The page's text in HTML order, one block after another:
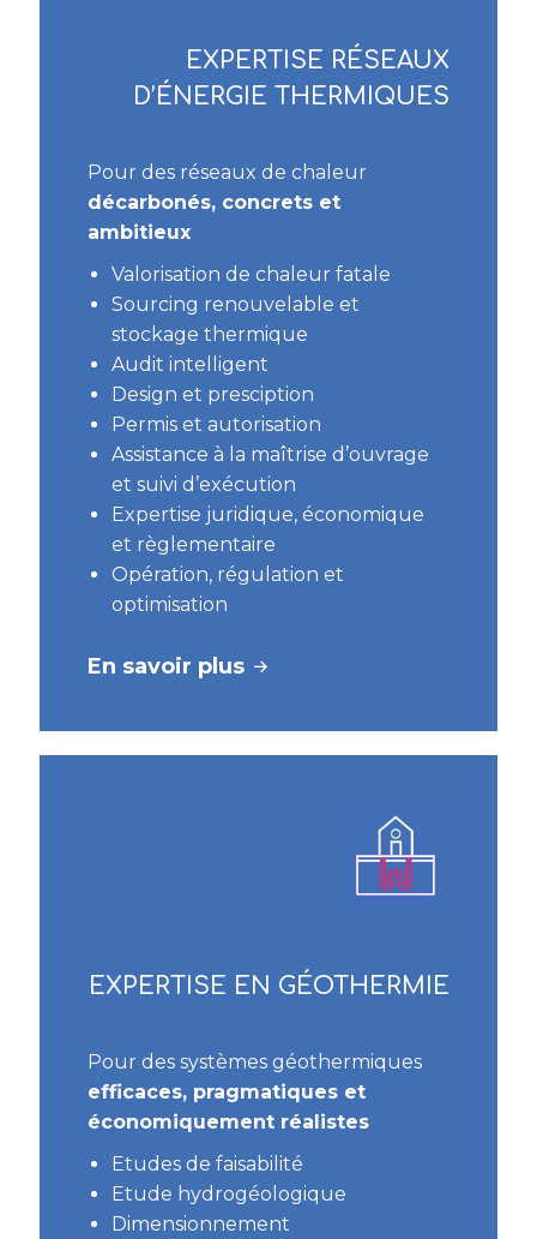
EXPERTISE RÉSEAUX
D’ÉNERGIE THERMIQUES
Pour des réseaux de chaleur
décarbonés, concrets et
ambitieux
Valorisation de chaleur fatale
Sourcing renouvelable et
stockage thermique
Audit intelligent
Design et presciption
Permis et autorisation
Assistance à la maîtrise d’ouvrage
et suivi d’exécution
Expertise juridique, économique
et règlementaire
Opération, régulation et
optimisation
En savoir plus
EXPERTISE EN GÉOTHERMIE
Pour des systèmes géothermiques
efficaces, pragmatiques et
économiquement réalistes
Etudes de faisabilité
Etude hydrogéologique
Dimensionnement